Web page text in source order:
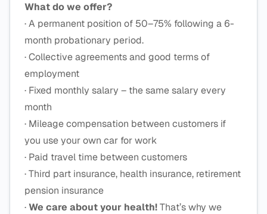
What do we offer?
· A permanent position of 50–75% following a 6-
month probationary period.
· Collective agreements and good terms of
employment
· Fixed monthly salary – the same salary every
month
· Mileage compensation between customers if
you use your own car for work
· Paid travel time between customers
· Third part insurance, health insurance, retirement
pension insurance
·We care about your health!That’s why we